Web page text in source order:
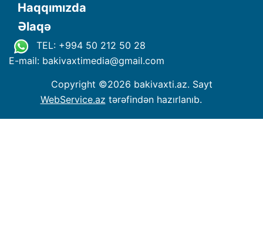
Haqqımızda
Əlaqə
TEL: +994 50 212 50 28
E-mail: bakivaxtimedia@gmail.com
Copyright ©2026 bakivaxti.az. Sayt
WebService.az tərəfindən hazırlanıb.